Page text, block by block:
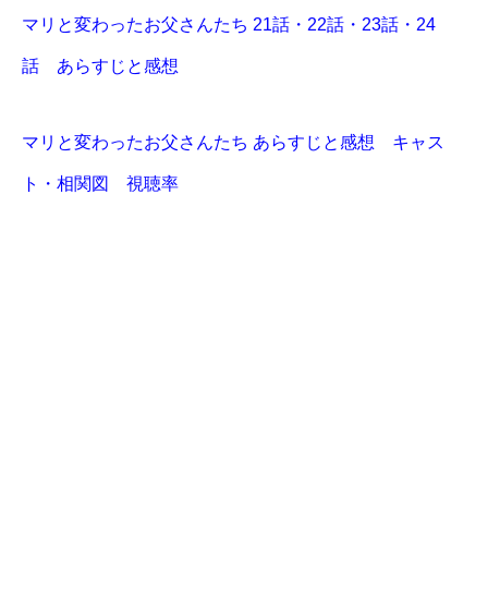
マリと変わったお父さんたち 21話・22話・23話・24
話 あらすじと感想
マリと変わったお父さんたち あらすじと感想 キャス
ト・相関図 視聴率